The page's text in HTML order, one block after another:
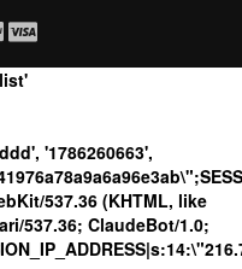
'1786260663',
537.36 (KHTML, like
537.36; ClaudeBot/1.0;